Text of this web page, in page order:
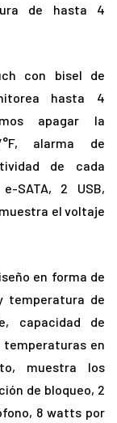
de hasta 4
con bisel de
hasta 4
apagar la
°F, alarma de
de cada
SATA, 2 USB,
el voltaje
en forma de
temperatura de
capacidad de
en
muestra los
de bloqueo, 2
8 watts por